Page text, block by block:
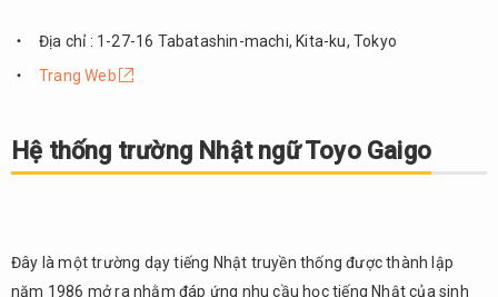
Địa chỉ : 1-27-16 Tabatashin-machi, Kita-ku, Tokyo
Trang Web
Hệ thống trường Nhật ngữ Toyo Gaigo
Đây là một trường dạy tiếng Nhật truyền thống được thành lập
năm 1986 mở ra nhằm đáp ứng nhu cầu học tiếng Nhật của sinh